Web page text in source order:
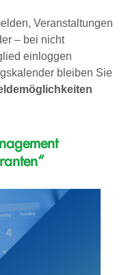
Veranstaltungen
– bei nicht
einloggen
bleiben Sie